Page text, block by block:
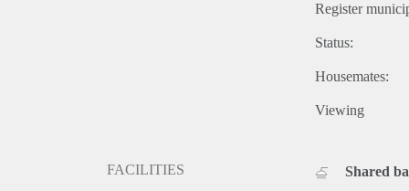
Register
Status:
Housemates:
Viewing
FACILITIES Shared